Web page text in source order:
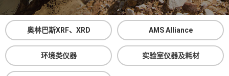
奥林巴斯XRF、XRD AMS Alliance
环境类仪器 实验室仪器及耗材